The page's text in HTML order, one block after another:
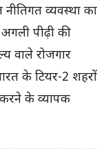
व्यवस्था का
अगली पीढ़ी की
वाले रोजगार
के टियर-2 शहरों
करने के व्यापक